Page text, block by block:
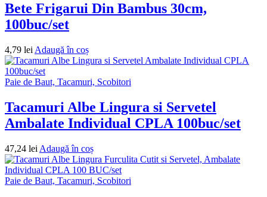
Bete Frigarui Din Bambus 30cm,
100buc/set
4,79 lei Adaugă în coș
Paie de Baut, Tacamuri, Scobitori
Tacamuri Albe Lingura si Servetel
Ambalate Individual CPLA 100buc/set
47,24 lei Adaugă în coș
Paie de Baut, Tacamuri, Scobitori